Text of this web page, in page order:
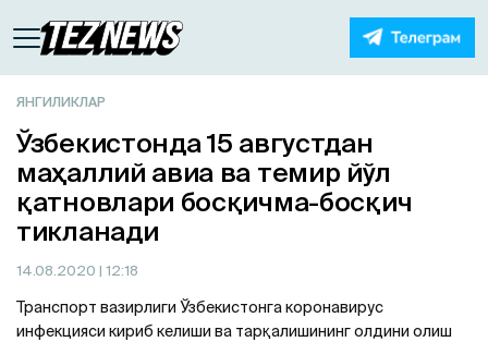
ЯНГИЛИКЛАР
Ўзбекистонда 15 августдан
маҳаллий авиа ва темир йўл
қатновлари босқичма-босқич
тикланади
14.08.2020 | 12:18
Транспорт вазирлиги Ўзбекистонга коронавирус
инфекцияси кириб келиши ва тарқалишининг олдини олиш